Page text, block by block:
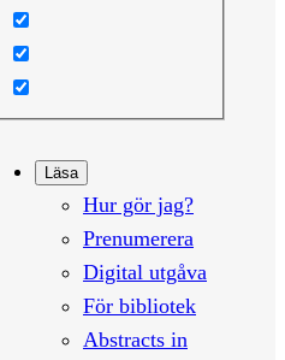
Läsa
Hur gör jag?
Prenumerera
Digital utgåva
För bibliotek
Abstracts in